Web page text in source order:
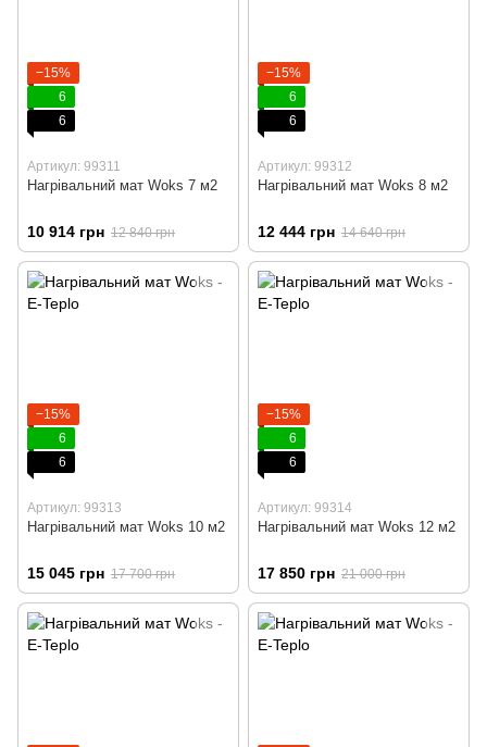
−15%
6
6
Артикул: 99311
Нагрівальний мат Woks 7 м2
10 914 грн 12 840 грн
−15%
6
6
Артикул: 99312
Нагрівальний мат Woks 8 м2
12 444 грн 14 640 грн
−15%
6
6
Артикул: 99313
Нагрівальний мат Woks 10 м2
15 045 грн 17 700 грн
−15%
6
6
Артикул: 99314
Нагрівальний мат Woks 12 м2
17 850 грн 21 000 грн